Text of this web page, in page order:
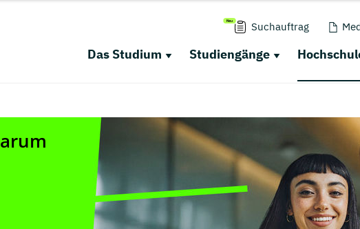
Suchauftrag
Das Studium Studiengänge